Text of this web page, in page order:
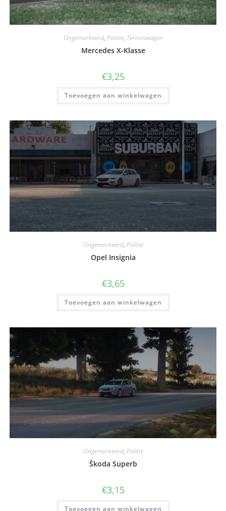
Ongemarkeerd, Politie, Terreinwagen
Mercedes X-Klasse
€3,25
Toevoegen aan winkelwagen
Ongemarkeerd, Politie
Opel Insignia
€3,65
Toevoegen aan winkelwagen
Ongemarkeerd, Politie
Škoda Superb
€3,15
Toevoegen aan winkelwagen